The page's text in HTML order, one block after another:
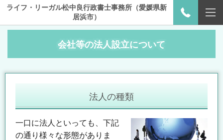
ライフ・リーガル松中良行政書士事務所（愛媛県新
居浜市）
会社等の法人設立について
法人の種類
一口に法人といっても、下記
の通り様々な形態がありま